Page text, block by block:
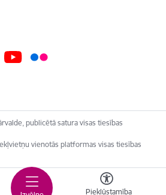
Piekļūstamība
publicētā satura visas tiesības
vienotās platformas visas tiesības